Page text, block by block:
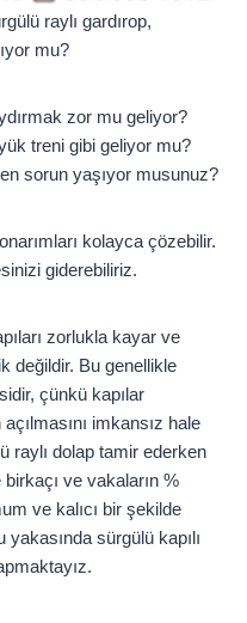
raylı gardırop,
mu?
zor mu geliyor?
treni gibi geliyor mu?
sorun yaşıyor musunuz?
kolayca çözebilir.
giderebiliriz.
zorlukla kayar ve
değildir. Bu genellikle
çünkü kapılar
imkansız hale
raylı dolap tamir ederken
ve vakaların %
ve kalıcı bir şekilde
sürgülü kapılı